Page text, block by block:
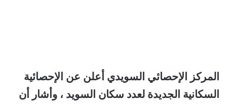
المركز الإحصائي السويدي أعلن عن الإحصائية
السكانية الجديدة لعدد سكان السويد ، وأشار أن